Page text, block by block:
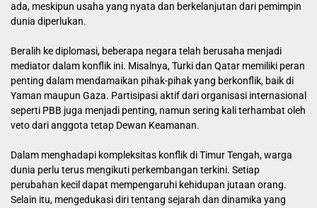
ada, meskipun usaha yang nyata dan berkelanjutan dari pemimpin
dunia diperlukan.
Beralih ke diplomasi, beberapa negara telah berusaha menjadi
mediator dalam konflik ini. Misalnya, Turki dan Qatar memiliki peran
penting dalam mendamaikan pihak-pihak yang berkonflik, baik di
Yaman maupun Gaza. Partisipasi aktif dari organisasi internasional
seperti PBB juga menjadi penting, namun sering kali terhambat oleh
veto dari anggota tetap Dewan Keamanan.
Dalam menghadapi kompleksitas konflik di Timur Tengah, warga
dunia perlu terus mengikuti perkembangan terkini. Setiap
perubahan kecil dapat mempengaruhi kehidupan jutaan orang.
Selain itu, mengedukasi diri tentang sejarah dan dinamika yang